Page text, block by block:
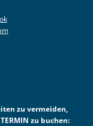
zu vermeiden,
zu buchen: